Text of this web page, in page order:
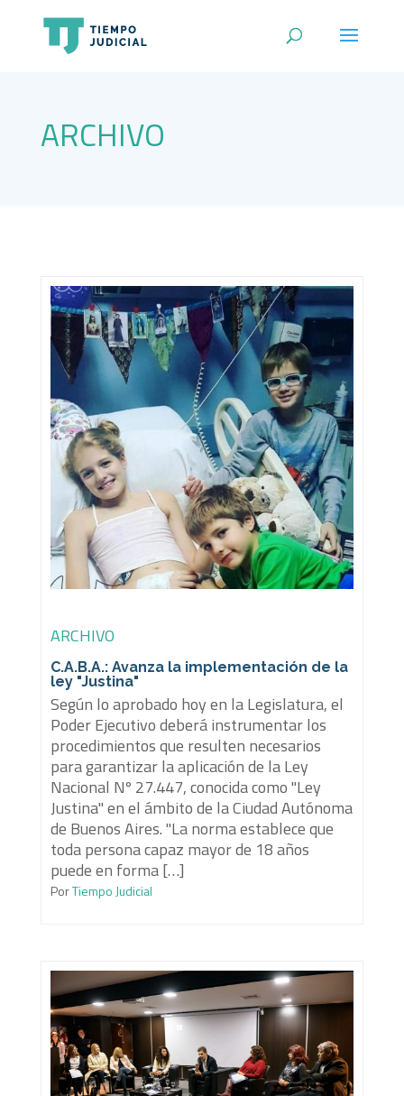
ARCHIVO
ARCHIVO
C.A.B.A.: Avanza la implementación de la
ley "Justina"
Según lo aprobado hoy en la Legislatura, el
Poder Ejecutivo deberá instrumentar los
procedimientos que resulten necesarios
para garantizar la aplicación de la Ley
Nacional Nº 27.447, conocida como "Ley
Justina" en el ámbito de la Ciudad Autónoma
de Buenos Aires. "La norma establece que
toda persona capaz mayor de 18 años
puede en forma […]
PorTiempo Judicial